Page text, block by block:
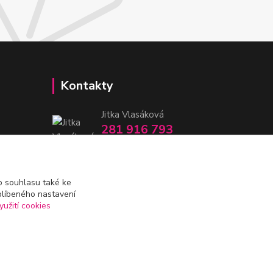
Kontakty
Jitka Vlasáková
281 916 793
souhlasu také ke
nastavení
cookies